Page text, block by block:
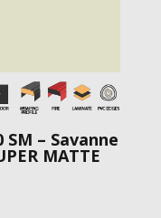
SM – Savanne
MATTE